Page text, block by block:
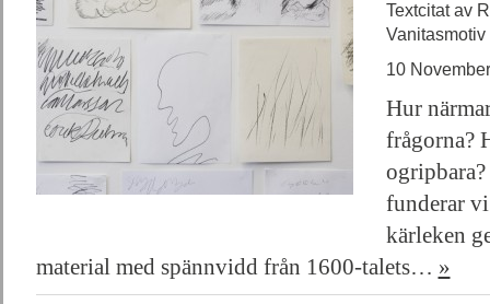
Textcitat av
Vanitasmotiv
10
Hur
frågorna?
funderar
kärleken
material med spännvidd från 1600-talets… »